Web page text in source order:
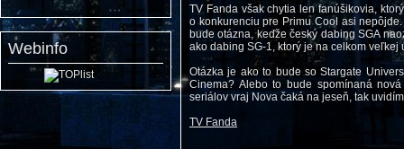
Webinfo
TV Fanda však chytia len fanúšikovia,
o konkurenciu pre Primu Cool asi
bude otázna, keďže český dabing SGA
ako dabing SG-1, ktorý je na celkom veľkej
Otázka je ako to bude so Stargate
Cinema? Alebo to bude spomínaná
seriálov vraj Nova čaká na jeseň, tak
TV Fanda